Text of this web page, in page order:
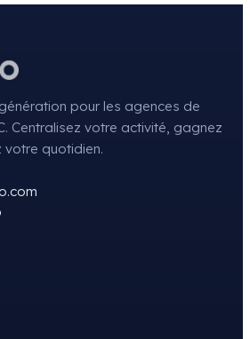
pour les agences de
Centralisez votre activité, gagnez
votre quotidien.